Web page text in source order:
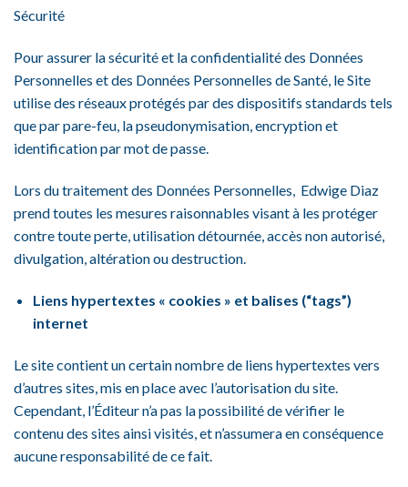
Sécurité
Pour assurer la sécurité et la confidentialité des Données
Personnelles et des Données Personnelles de Santé, le Site
utilise des réseaux protégés par des dispositifs standards tels
que par pare-feu, la pseudonymisation, encryption et
identification par mot de passe.
Lors du traitement des Données Personnelles, Edwige Diaz
prend toutes les mesures raisonnables visant à les protéger
contre toute perte, utilisation détournée, accès non autorisé,
divulgation, altération ou destruction.
Liens hypertextes « cookies » et balises (“tags”)
internet
Le site contient un certain nombre de liens hypertextes vers
d’autres sites, mis en place avec l’autorisation du site.
Cependant, l’Éditeur n’a pas la possibilité de vérifier le
contenu des sites ainsi visités, et n’assumera en conséquence
aucune responsabilité de ce fait.